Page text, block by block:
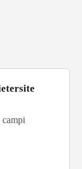
campi